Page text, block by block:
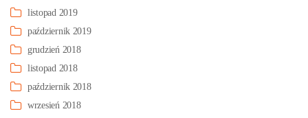
listopad 2019
październik 2019
grudzień 2018
listopad 2018
październik 2018
wrzesień 2018